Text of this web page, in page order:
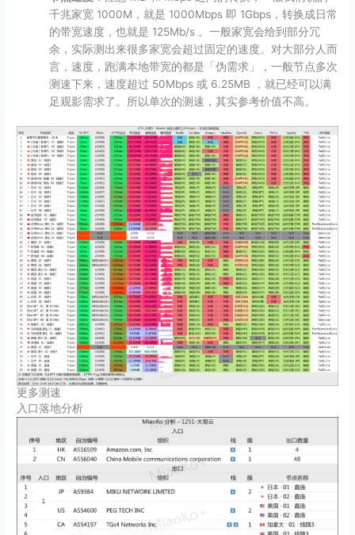
千兆家宽 1000M，就是 1000Mbps 即 1Gbps，转换成日常
的带宽速度，也就是 125Mb/​s 。一般家宽会给到部分冗
余，实际测出来很多家宽会超过固定的速度。对大部分人而
言，速度，跑满本地带宽的都是「伪需求」，一般节点多次
测速下来，速度超过 50Mbps 或 6.25MB ，就已经可以满
足观影需求了。所以单次的测速，其实参考价值不高。
更多测速
入口落地分析